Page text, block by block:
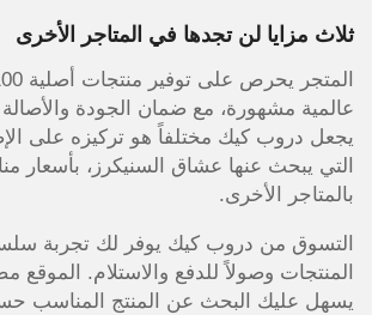
ثلاث مزايا لن تجدها في المتاجر الأخرى
عالمية مشهورة، مع ضمان الجودة
يجعل دروب كيك مختلفاً هو تركيزه على
التي يبحث عنها عشاق السنيكرز، بأسعار
بالمتاجر الأخرى.
التسوق من دروب كيك يوفر لك تجربة
المنتجات وصولاً للدفع والاستلام.
يسهل عليك البحث عن المنتج المناسب